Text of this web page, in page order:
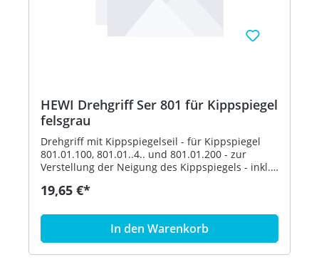
HEWI Drehgriff Ser 801 für Kippspiegel
felsgrau
Drehgriff mit Kippspiegelseil - für Kippspiegel
801.01.100, 801.01..4.. und 801.01.200 - zur
Verstellung der Neigung des Kippspiegels - inkl.
Polyamid nach HEWI Farbtabelle - in HEWI Farbe
19,65 €*
In den Warenkorb